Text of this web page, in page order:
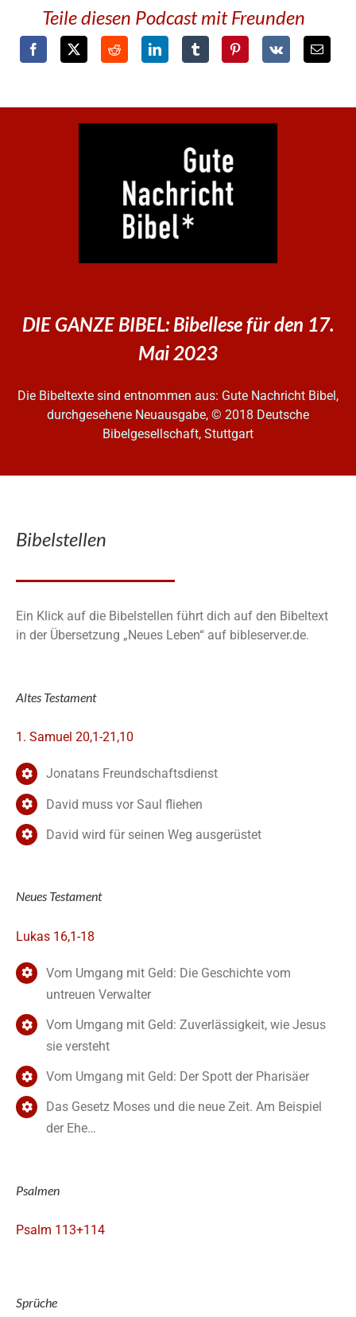
Teile diesen Podcast mit Freunden
DIE GANZE BIBEL: Bibellese für den 17.
Mai 2023
Die Bibeltexte sind entnommen aus: Gute Nachricht Bibel,
durchgesehene Neuausgabe, © 2018 Deutsche
Bibelgesellschaft, Stuttgart
Bibelstellen
Ein Klick auf die Bibelstellen führt dich auf den Bibeltext
in der Übersetzung „Neues Leben“ auf bibleserver.de.
Altes Testament
1. Samuel 20,1-21,10
Jonatans Freundschaftsdienst
David muss vor Saul fliehen
David wird für seinen Weg ausgerüstet
Neues Testament
Lukas 16,1-18
Vom Umgang mit Geld: Die Geschichte vom
untreuen Verwalter
Vom Umgang mit Geld: Zuverlässigkeit, wie Jesus
sie versteht
Vom Umgang mit Geld: Der Spott der Pharisäer
Das Gesetz Moses und die neue Zeit. Am Beispiel
der Ehe…
Psalmen
Psalm 113+114
Sprüche